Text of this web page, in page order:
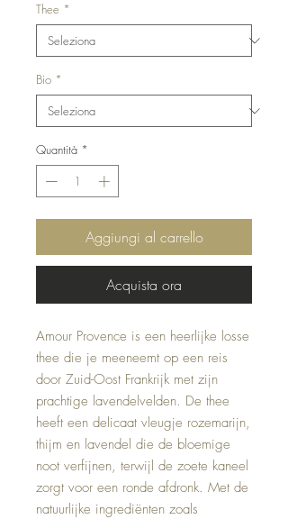
Thee *
Bio *
Quantità *
Aggiungi al carrello
Acquista ora
Amour Provence is een heerlijke losse
thee die je meeneemt op een reis
door Zuid-Oost Frankrijk met zijn
prachtige lavendelvelden. De thee
heeft een delicaat vleugje rozemarijn,
thijm en lavendel die de bloemige
noot verfijnen, terwijl de zoete kaneel
zorgt voor een ronde afdronk. Met de
natuurlijke ingrediënten zoals